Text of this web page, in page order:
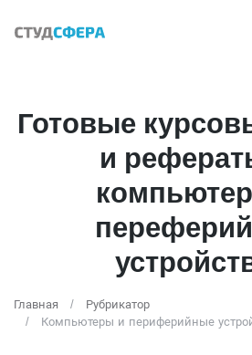
Готовые
и
Главная
Рубрикатор
Компьютеры и периферийные